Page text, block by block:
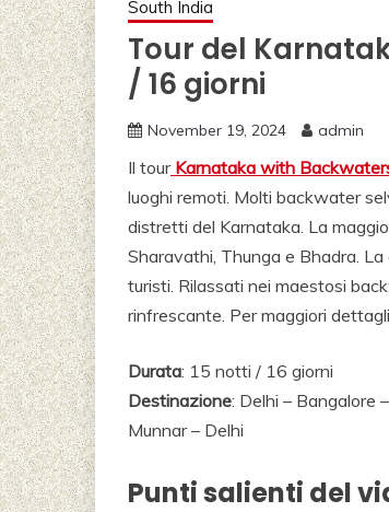
South India
Tour del
/ 16 giorni
November 19, 2024 admin
Il tour Karnataka with
luoghi remoti. Molti backwater
distretti del Karnataka. La
Sharavathi, Thunga e Bhadra.
turisti. Rilassati nei maestosi
rinfrescante. Per maggiori
Durata: 15 notti / 16 giorni
Destinazione: Delhi – Bangalore
Munnar – Delhi
Punti salienti del